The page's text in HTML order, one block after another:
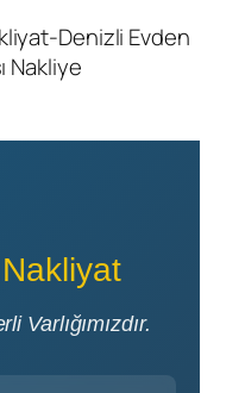
Denizli Evden
Nakliye
Varlığımızdır.